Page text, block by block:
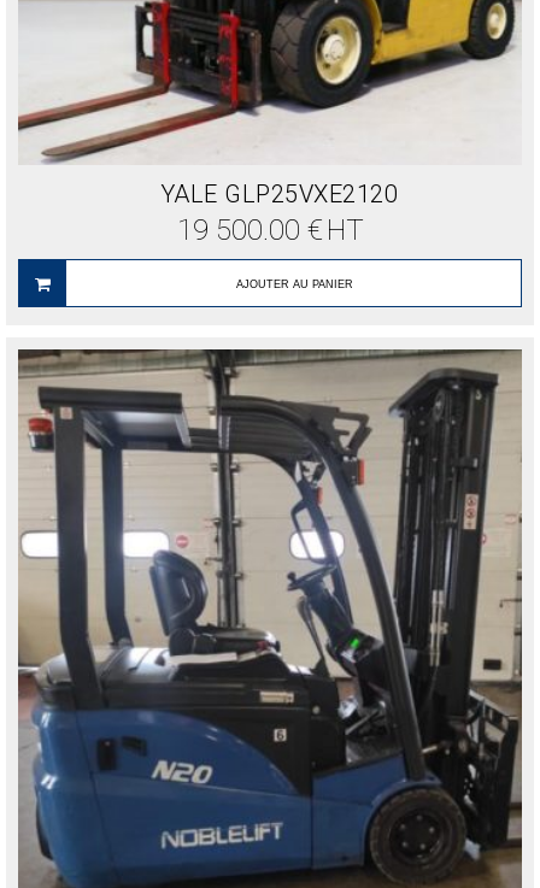
YALE GLP25VXE2120
19 500.00 € HT
AJOUTER AU PANIER